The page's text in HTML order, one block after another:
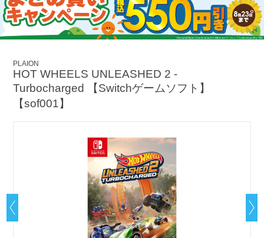
PLAION
HOT WHEELS UNLEASHED 2 -
Turbocharged 【Switchゲームソフト】
【sof001】